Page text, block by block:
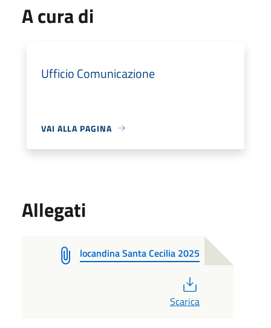
A cura di
Ufficio Comunicazione
VAI ALLA PAGINA
Allegati
locandina Santa Cecilia 2025
Scarica